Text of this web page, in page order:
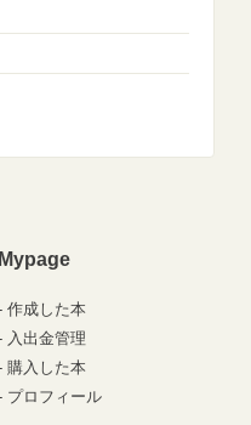
Mypage
作成した本
入出金管理
購入した本
プロフィール